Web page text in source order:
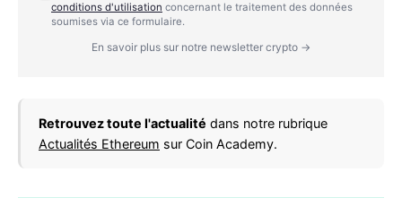
conditions d'utilisation concernant le traitement des données
soumises via ce formulaire.
En savoir plus sur notre newsletter crypto →
Retrouvez toute l'actualité dans notre rubrique
Actualités Ethereum sur Coin Academy.